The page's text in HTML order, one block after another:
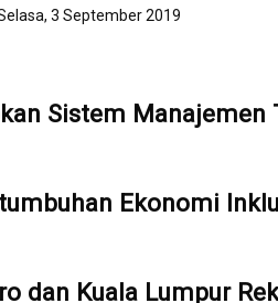
3 September 2019
Sistem Manajemen
Ekonomi
dan Kuala Lumpur